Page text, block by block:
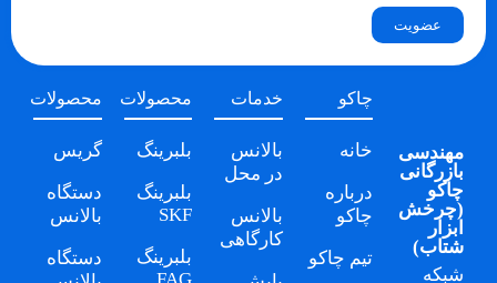
عضویت
مهندسی
بازرگانی
چاکو
(چرخش
ابزار
شتاب)
شبکه
چاکو
خانه
درباره
چاکو
تیم چاکو
خدمات
بالانس
در محل
بالانس
کارگاهی
محصولات
بلبرینگ
بلبرینگ
SKF
بلبرینگ
FAG
محصولات
گریس
دستگاه
بالانس
دستگاه